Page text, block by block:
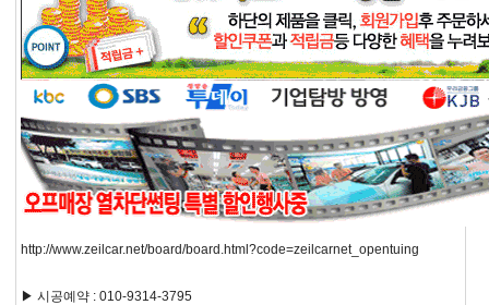
http://www.zeilcar.net/board/board.html?code=zeilcarnet_opentuing
▶ 시공예약 : 010-9314-3795